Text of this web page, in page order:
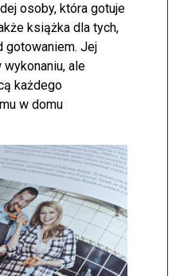
osoby, która gotuje
książka dla tych,
gotowaniem. Jej
ale
każdego
w domu